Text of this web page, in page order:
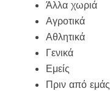
Άλλα χωριά
Αγροτικά
Αθλητικά
Γενικά
Εμείς
Πριν από εμάς